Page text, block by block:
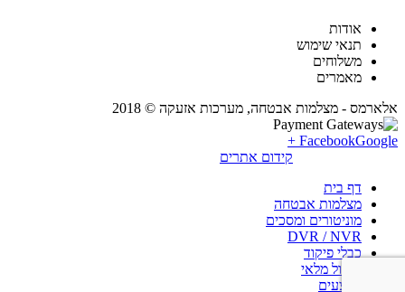
אודות
תנאי שימוש
משלוחים
מאמרים
אלארמס - מצלמות אבטחה, מערכות אזעקה © 2018
FacebookGoogle +
קידום אתרים
דף בית
מצלמות אבטחה
מוניטורים ומסכים
DVR / NVR
כבלי פיקוד
חיסול מלאי
מבצעים